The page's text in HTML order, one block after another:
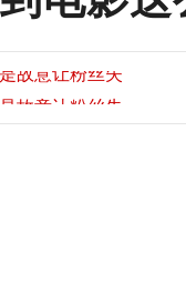
故意让粉丝失
故意让粉丝失